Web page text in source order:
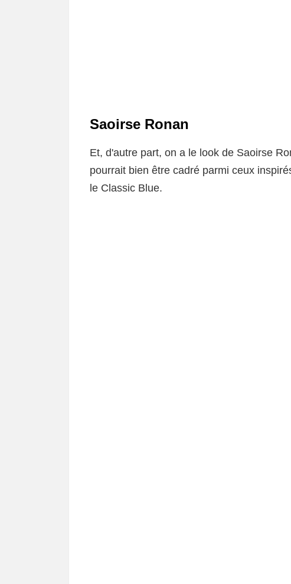
Saoirse Ronan
Et, d'autre part, on a le look de Saoirse
pourrait bien être cadré parmi ceux
le Classic Blue.